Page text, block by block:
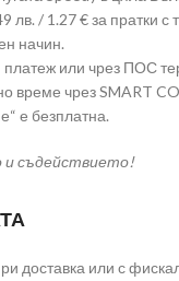
/ 1.27 € за пратки с
начин.
или чрез ПОС
време чрез SMART
е безплатна.
и съдействието!
доставка или с